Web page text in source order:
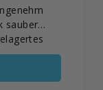
sauber
oder
sich ein